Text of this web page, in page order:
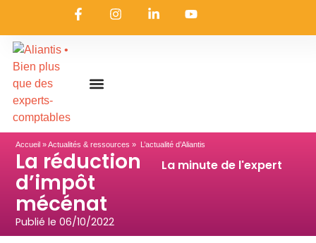
Accueil »Actualités & ressources » L’actualité d’Aliantis
La réduction
d’impôt
mécénat
Publié le06/10/2022
La minute de l'expert